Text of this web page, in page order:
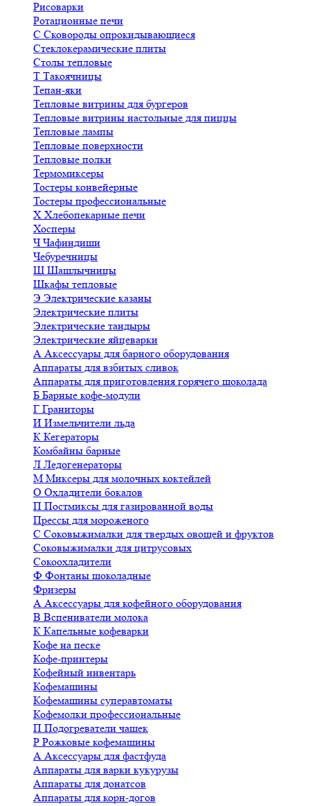
Рисоварки
Ротационные печи
С Сковороды опрокидывающиеся
Стеклокерамические плиты
Столы тепловые
Т Такоячницы
Тепан-яки
Тепловые витрины для бургеров
Тепловые витрины настольные для пиццы
Тепловые лампы
Тепловые поверхности
Тепловые полки
Термомиксеры
Тостеры конвейерные
Тостеры профессиональные
Х Хлебопекарные печи
Хосперы
ЧЧафиндиши
Чебуречницы
Ш Шашлычницы
Шкафы тепловые
Э Электрические казаны
Электрические плиты
Электрические тандыры
Электрические яйцеварки
А Аксессуары для барного оборудования
Аппараты для взбитых сливок
Аппараты для приготовления горячего шоколада
Б Барные кофе-модули
Г Граниторы
И Измельчители льда
К Кегераторы
Комбайны барные
Л Ледогенераторы
М Миксеры для молочных коктейлей
О Охладители бокалов
П Постмиксы для газированной воды
Прессы для мороженого
С Соковыжималки для твердых овощей и фруктов
Соковыжималки для цитрусовых
Сокоохладители
Ф Фонтаны шоколадные
Фризеры
А Аксессуары для кофейного оборудования
В Вспениватели молока
К Капельные кофеварки
Кофе на песке
Кофе-принтеры
Кофейный инвентарь
Кофемашины
Кофемашины суперавтоматы
Кофемолки профессиональные
П Подогреватели чашек
Р Рожковые кофемашины
А Аксессуары для фастфуда
Аппараты для варки кукурузы
Аппараты для донатсов
Аппараты для корн-догов